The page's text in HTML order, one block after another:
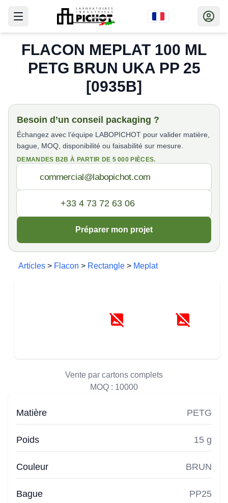
FLACON MEPLAT 100 ML
PETG BRUN UKA PP 25
[0935B]
Besoin d’un conseil packaging ?
Échangez avec l’équipe LABOPICHOT pour valider matière,
bague, MOQ, disponibilité ou faisabilité sur mesure.
DEMANDES B2B À PARTIR DE 5 000 PIÈCES.
Préparer mon projet
Articles > Flacon > Rectangle > Meplat
Vente par cartons complets
MOQ : 10000
Matière PETG
Poids 15 g
Couleur BRUN
Bague PP25